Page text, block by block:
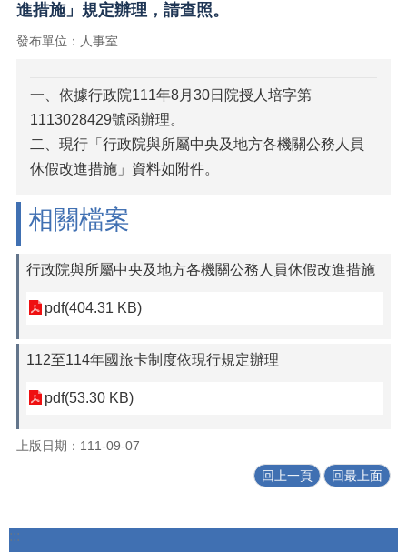
進措施」規定辦理，請查照。
發布單位：人事室
一、依據行政院111年8月30日院授人培字第
1113028429號函辦理。
二、現行「行政院與所屬中央及地方各機關公務人員
休假改進措施」資料如附件。
相關檔案
行政院與所屬中央及地方各機關公務人員休假改進措施
pdf(404.31 KB)
112至114年國旅卡制度依現行規定辦理
pdf(53.30 KB)
上版日期：111-09-07
回上一頁 回最上面
:::